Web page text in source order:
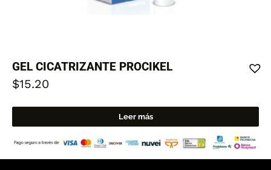
GEL CICATRIZANTE PROCIKEL
$15.20
Leer más